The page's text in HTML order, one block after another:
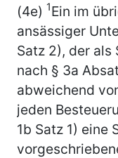
(4e) 1Ein im
ansässiger
Satz 2), der als
nach § 3a
abweichend
jeden
1b Satz 1) eine